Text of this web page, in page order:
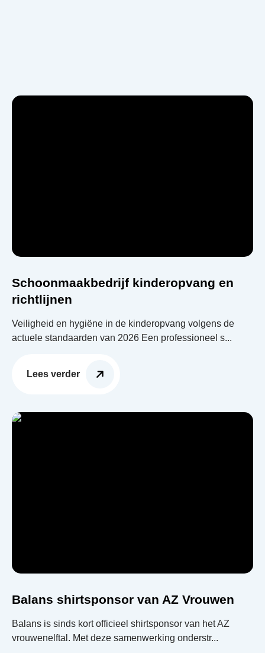
Schoonmaakbedrijf kinderopvang en
richtlijnen
Veiligheid en hygiëne in de kinderopvang volgens de
actuele standaarden van 2026 Een professioneel s...
Lees verder
Balans shirtsponsor van AZ Vrouwen
Balans is sinds kort officieel shirtsponsor van het AZ
vrouwenelftal. Met deze samenwerking onderstr...